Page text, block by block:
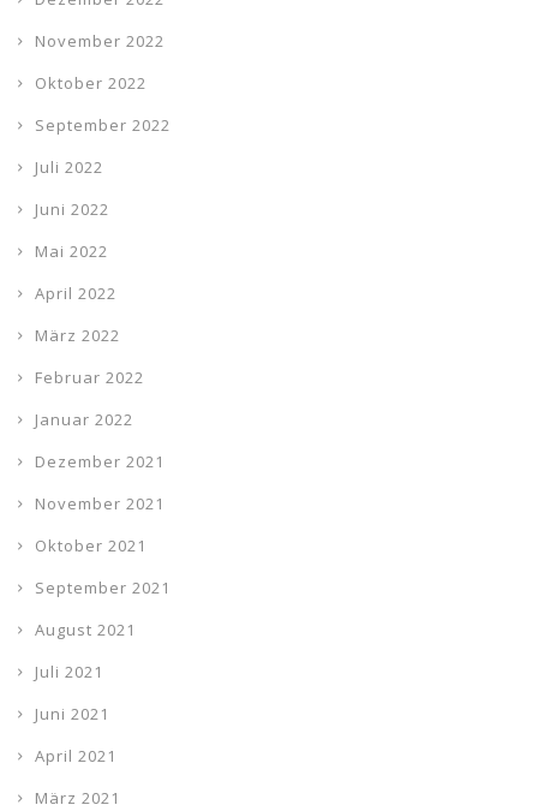
November 2022
Oktober 2022
September 2022
Juli 2022
Juni 2022
Mai 2022
April 2022
März 2022
Februar 2022
Januar 2022
Dezember 2021
November 2021
Oktober 2021
September 2021
August 2021
Juli 2021
Juni 2021
April 2021
März 2021